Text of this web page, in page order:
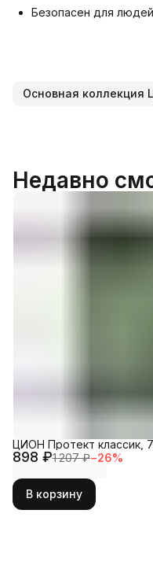
Безопасен для
Основная коллекция
Недавно
898 ₽1 207 ₽−26%
ЦИОН Протект классик,
В корзину